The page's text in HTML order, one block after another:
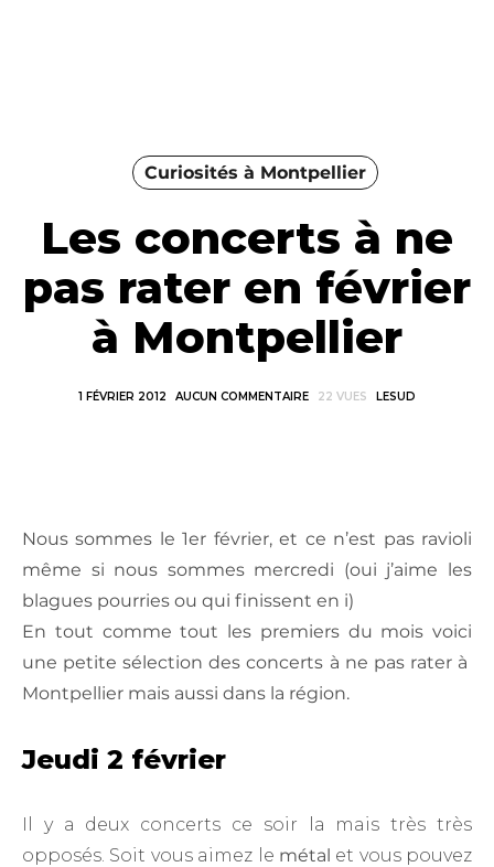
Curiosités à Montpellier
Les concerts à ne
pas rater en février
à Montpellier
1 FÉVRIER 2012 AUCUN COMMENTAIRE 22 VUES LESUD
Nous sommes le 1er février, et ce n’est pas ravioli
même si nous sommes mercredi (oui j’aime les
blagues pourries ou qui finissent en i)
En tout comme tout les premiers du mois voici
une petite sélection des concerts à ne pas rater à
Montpellier mais aussi dans la région.
Jeudi 2 février
Il y a deux concerts ce soir la mais très très
opposés. Soit vous aimez le métal et vous pouvez